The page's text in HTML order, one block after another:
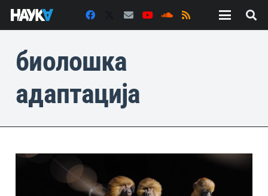
биолошка
адаптација